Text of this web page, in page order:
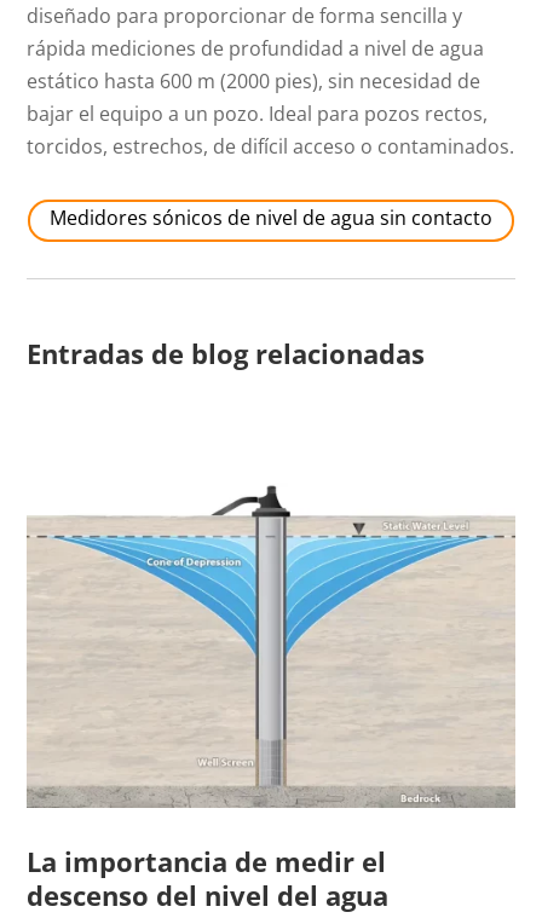
diseñado para proporcionar de forma sencilla y
rápida mediciones de profundidad a nivel de agua
estático hasta 600 m (2000 pies), sin necesidad de
bajar el equipo a un pozo. Ideal para pozos rectos,
torcidos, estrechos, de difícil acceso o contaminados.
Medidores sónicos de nivel de agua sin contacto
Entradas de blog relacionadas
La importancia de medir el
descenso del nivel del agua